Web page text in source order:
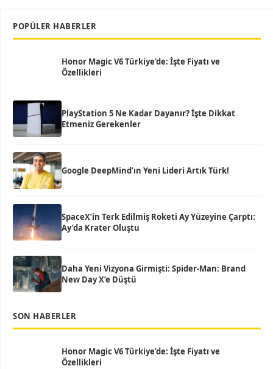
POPÜLER HABERLER
Honor Magic V6 Türkiye’de: İşte Fiyatı ve
Özellikleri
PlayStation 5 Ne Kadar Dayanır? İşte Dikkat
Etmeniz Gerekenler
Google DeepMind’ın Yeni Lideri Artık Türk!
SpaceX’in Terk Edilmiş Roketi Ay Yüzeyine Çarptı:
Ay’da Krater Oluştu
Daha Yeni Vizyona Girmişti: Spider-Man: Brand
New Day X’e Düştü
SON HABERLER
Honor Magic V6 Türkiye’de: İşte Fiyatı ve
Özellikleri